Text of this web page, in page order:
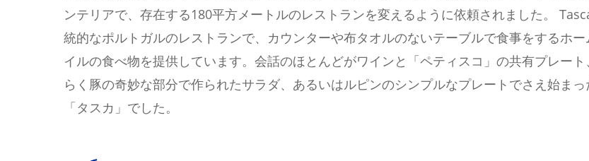
ンテリアで、存在する180平方メートルのレストランを変えるように依頼されました。
統的なポルトガルのレストランで、カウンターや布タオルのないテーブルで食事をするホー
イルの食べ物を提供しています。会話のほとんどがワインと「ペティスコ」の共有プレート
らく豚の奇妙な部分で作られたサラダ、あるいはルピンのシンプルなプレートでさえ始まっ
「タスカ」でした。